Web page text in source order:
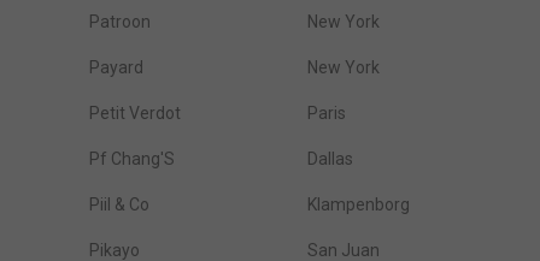
Patroon New York
Payard New York
Petit Verdot Paris
Pf Chang'S Dallas
Piil & Co Klampenborg
Pikayo San Juan